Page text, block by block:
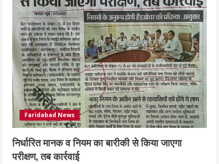
Faridabad News
निर्धारित मानक व नियम का बारीकी से किया जाएगा
परीक्षण, तब कार्रवाई